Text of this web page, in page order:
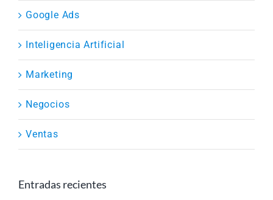
Google Ads
Inteligencia Artificial
Marketing
Negocios
Ventas
Entradas recientes